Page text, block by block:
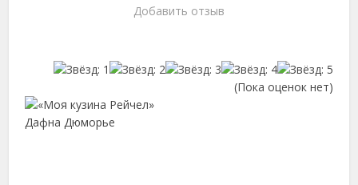
Добавить отзыв
(Пока оценок нет)